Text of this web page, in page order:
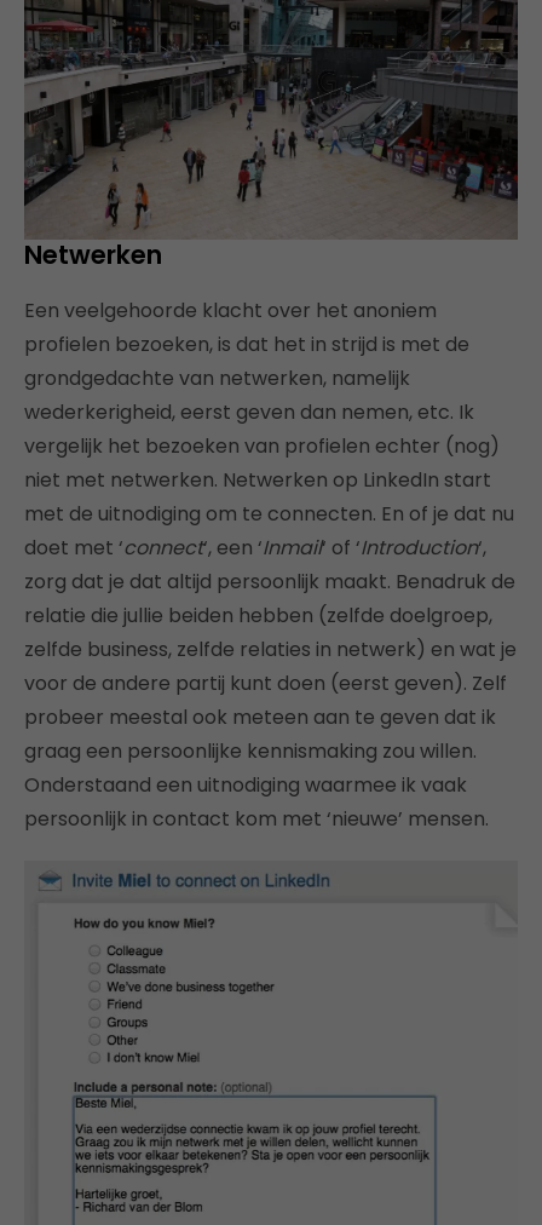
Netwerken
Een veelgehoorde klacht over het anoniem
profielen bezoeken, is dat het in strijd is met de
grondgedachte van netwerken, namelijk
wederkerigheid, eerst geven dan nemen, etc. Ik
vergelijk het bezoeken van profielen echter (nog)
niet met netwerken. Netwerken op LinkedIn start
met de uitnodiging om te connecten. En of je dat nu
doet met ‘connect‘, een ‘Inmail‘ of ‘Introduction‘,
zorg dat je dat altijd persoonlijk maakt. Benadruk de
relatie die jullie beiden hebben (zelfde doelgroep,
zelfde business, zelfde relaties in netwerk) en wat je
voor de andere partij kunt doen (eerst geven). Zelf
probeer meestal ook meteen aan te geven dat ik
graag een persoonlijke kennismaking zou willen.
Onderstaand een uitnodiging waarmee ik vaak
persoonlijk in contact kom met ‘nieuwe’ mensen.